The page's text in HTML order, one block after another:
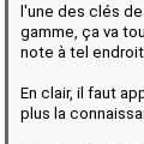
l'une des clés
gamme, ça va
note à tel
En clair, il faut
plus la